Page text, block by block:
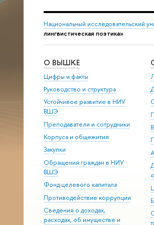
Национальный исследовательский
лингвистическая поэтика»
О ВЫШКЕ
Цифры и факты
Руководство и структура
Устойчивое развитие в НИУ
ВШЭ
Преподаватели и сотрудники
Корпуса и общежития
Закупки
Обращения граждан в НИУ
ВШЭ
Фонд целевого капитала
Противодействие коррупции
Сведения о доходах,
расходах, об имуществе и